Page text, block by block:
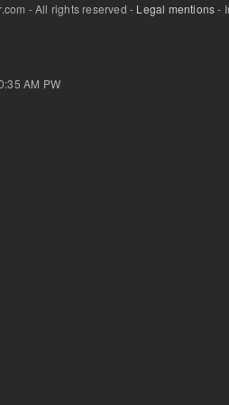
- All rights reserved - Legal mentions-
AM PW